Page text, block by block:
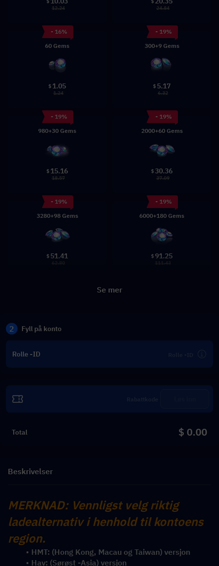
12.24 24.84
- 16%
60 Gems
$ 1.05
1.24
- 19%
300+9 Gems
$ 5.17
6.32
- 19%
980+30 Gems
$ 15.16
18.57
- 19%
2000+60 Gems
$30.36
37.09
- 19%
3280+98 Gems
$ 51.41
62.80
- 19%
6000+180 Gems
$ 91.25
111.43
Se mer
2 Fyll på konto
Rolle -ID
Total $ 0.00
Beskrivelser
MERKNAD: Vennligst velg riktig
ladealternativ i henhold til kontoens
region.
HMT: (Hong Kong, Macau og Taiwan) versjon
Hav: (Sørøst -Asia) versjon